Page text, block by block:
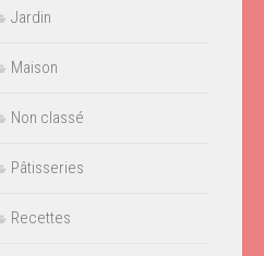
Jardin
Maison
Non classé
Pâtisseries
Recettes